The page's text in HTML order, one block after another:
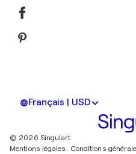
Français | USD
© 2026 Singulart
Mentions légales. Conditions